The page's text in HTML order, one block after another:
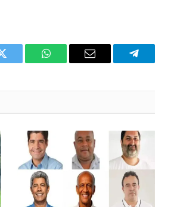
Twitter
O
do
WhatsApp?
E-
Telegrama